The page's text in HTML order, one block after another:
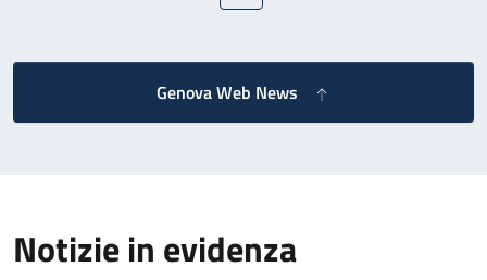
Genova Web News
Notizie in evidenza